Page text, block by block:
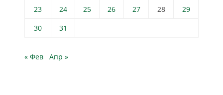
23
24 25 26 27 28
29
30
31
« Фев Апр »